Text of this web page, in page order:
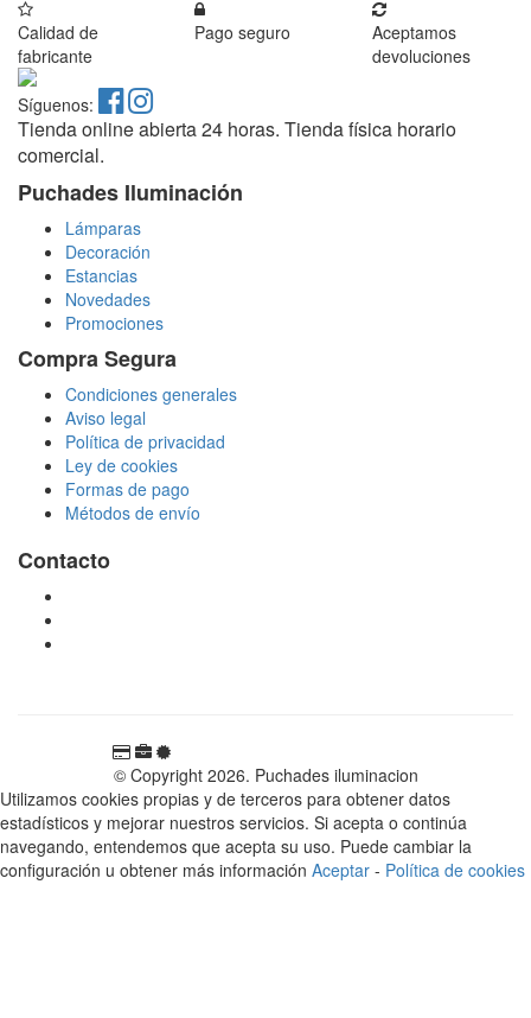
Calidad de
fabricante
Pago seguro
Aceptamos
devoluciones
Síguenos:
Tienda online abierta 24 horas. Tienda física horario
comercial.
Puchades Iluminación
Lámparas
Decoración
Estancias
Novedades
Promociones
Compra Segura
Condiciones generales
Aviso legal
Política de privacidad
Ley de cookies
Formas de pago
Métodos de envío
Contacto
© Copyright 2026. Puchades iluminacion
Utilizamos cookies propias y de terceros para obtener datos
estadísticos y mejorar nuestros servicios. Si acepta o continúa
navegando, entendemos que acepta su uso. Puede cambiar la
configuración u obtener más información Aceptar - Política de cookies